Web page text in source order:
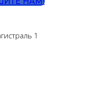
1